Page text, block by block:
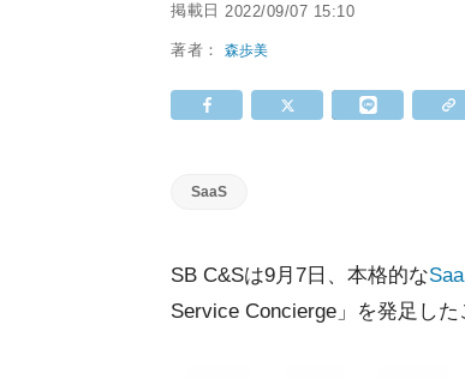
掲載日 2022/09/07 15:10
著者：森歩美
SaaS
SB C&Sは9月7日、本格的な
Service Concierge」を発足した